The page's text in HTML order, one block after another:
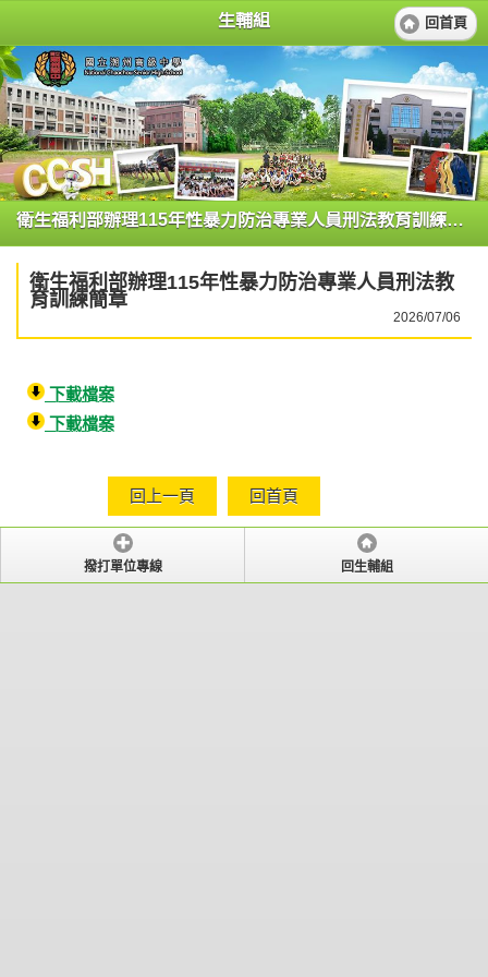
生輔組 回首頁
衛生福利部辦理115年性暴力防治專業人員刑法教育訓練簡章
衛生福利部辦理115年性暴力防治專業人員刑法教
育訓練簡章
2026/07/06
下載檔案
下載檔案
回上一頁 回首頁
撥打單位專線 回生輔組